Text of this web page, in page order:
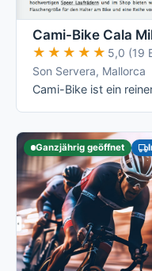
Cami-Bike Cala
★★★★★
★★★★★ 5,0 (19
Son Servera, Mallorca
Ganzjährig geöffnet